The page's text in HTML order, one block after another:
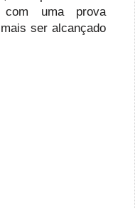
uma prova
ser alcançado